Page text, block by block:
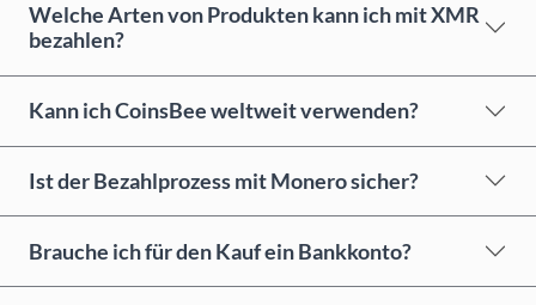
Welche Arten von Produkten kann ich mit XMR
bezahlen?
Kann ich CoinsBee weltweit verwenden?
Ist der Bezahlprozess mit Monero sicher?
Brauche ich für den Kauf ein Bankkonto?